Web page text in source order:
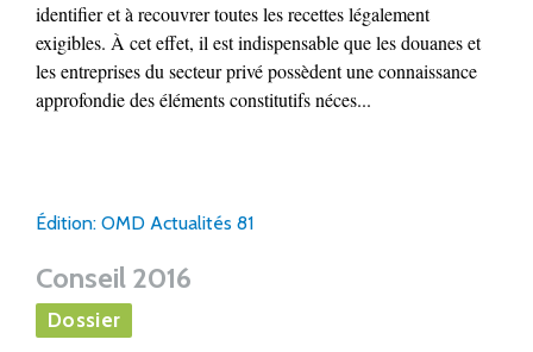
identifier et à recouvrer toutes les recettes légalement
exigibles. À cet effet, il est indispensable que les douanes et
les entreprises du secteur privé possèdent une connaissance
approfondie des éléments constitutifs néces...
Édition: OMD Actualités 81
Conseil 2016
Dossier